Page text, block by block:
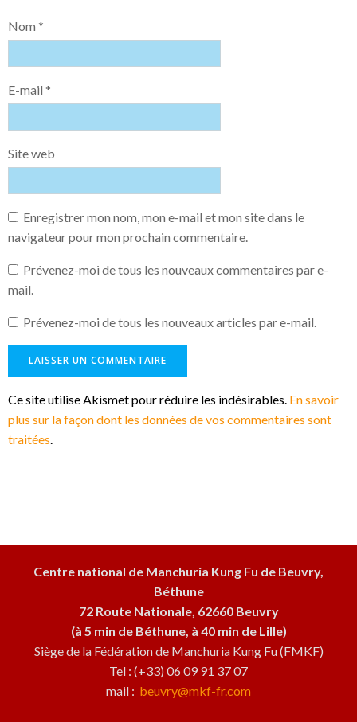
Nom *
E-mail *
Site web
Enregistrer mon nom, mon e-mail et mon site dans le
navigateur pour mon prochain commentaire.
Prévenez-moi de tous les nouveaux commentaires par e-
mail.
Prévenez-moi de tous les nouveaux articles par e-mail.
Ce site utilise Akismet pour réduire les indésirables. En savoir
plus sur la façon dont les données de vos commentaires sont
traitées.
Centre national de Manchuria Kung Fu de Beuvry,
Béthune
72 Route Nationale, 62660 Beuvry
(à 5 min de Béthune, à 40 min de Lille)
Siège de la Fédération de Manchuria Kung Fu (FMKF)
Tel : (+33) 06 09 91 37 07
mail : beuvry@mkf-fr.com